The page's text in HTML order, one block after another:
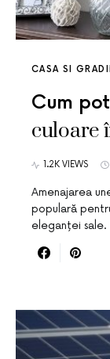
CASA SI
Cum
culoare
1.2K VIEWS
Amenajarea
populară
eleganței